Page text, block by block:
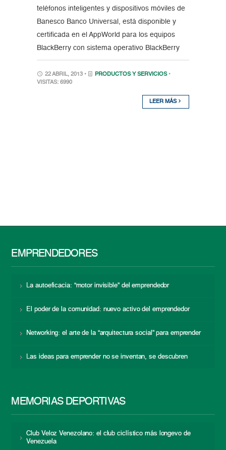
teléfonos inteligentes y dispositivos móviles de
Banesco Banco Universal, está disponible y
certificada en el AppWorld para los equipos
BlackBerry con sistema operativo BlackBerry
22 ABRIL, 2013 • PRODUCTOS Y SERVICIOS •
VISITAS: 6990
LEER MÁS
EMPRENDEDORES
La autoeficacia: “motor invisible” del emprendedor
El poder de la comunidad: nuevo activo del emprendedor
Networking: el arte de la “arquitectura social” para emprender
Las ideas para emprender no se inventan, se descubren
MEMORIAS DEPORTIVAS
Club Veloz Venezolano: el club ciclístico más longevo de
Venezuela